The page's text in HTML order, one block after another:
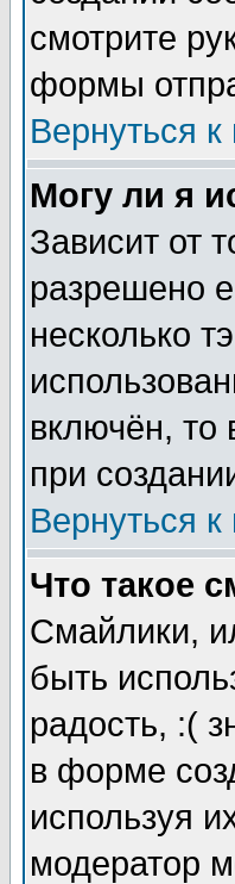
смотрите
формы
Вернуться к
Могу ли я
Зависит от
разрешено
несколько
включён, то
при
Вернуться к
Что такое
Смайлики,
быть
радость, :(
в форме
используя
модератор